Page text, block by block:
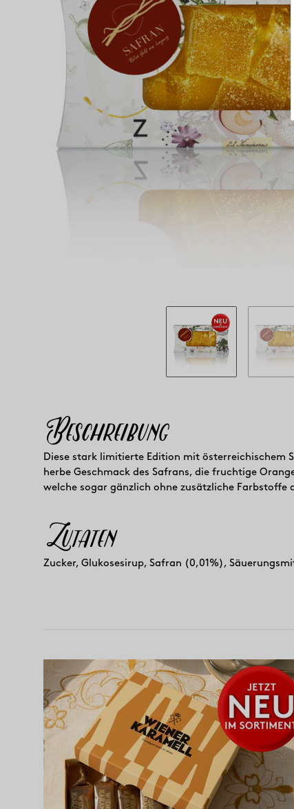
Beschreibung
Diese stark limitierte Edition mit österreichischem
herbe Geschmack des Safrans, die fruchtige
welche sogar gänzlich ohne zusätzliche Farbstoffe
Zutaten
Zucker, Glukosesirup, Safran (0,01%),